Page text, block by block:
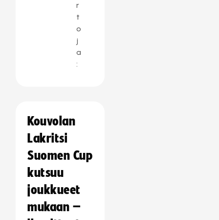
r
t
o
j
a
:
Kouvolan
Lakritsi
Suomen Cup
kutsuu
joukkueet
mukaan –